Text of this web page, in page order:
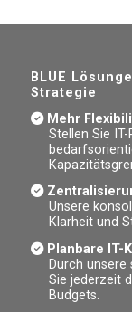
BLUE
Strategie
Mehr
Stellen Sie
Unsere
Klarheit und
Planbare IT-
Durch
Sie jederzeit
Budgets.